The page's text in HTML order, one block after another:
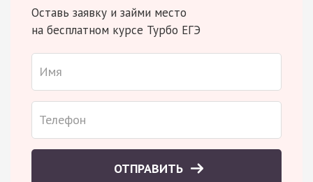
Оставь заявку и займи место
на бесплатном курсе Турбо ЕГЭ
ОТПРАВИТЬ